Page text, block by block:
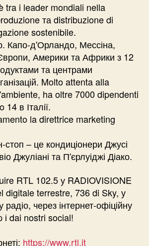
tra i leader mondiali nella
та distribuzione di
sostenibile.
Капо-д'Орландо, Мессіна,
Америки та Африки з 12
та центрами
Molto attenta alla
ha oltre 7000 dipendenti
в Італії.
la direttrice marketing
– це кондиціонери Джусі
Джуліані та П'єрлуіджі Діако.
RTL 102.5 у RADIOVISIONE
digitale terrestre, 736 di Sky, у
через інтернет-офіційну
dai nostri social!
https://www.rtl.it